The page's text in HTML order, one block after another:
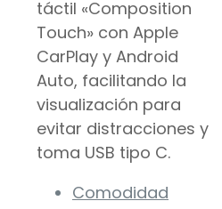
táctil «Composition
Touch» con Apple
CarPlay y Android
Auto, facilitando la
visualización para
evitar distracciones y
toma USB tipo C.
Comodidad